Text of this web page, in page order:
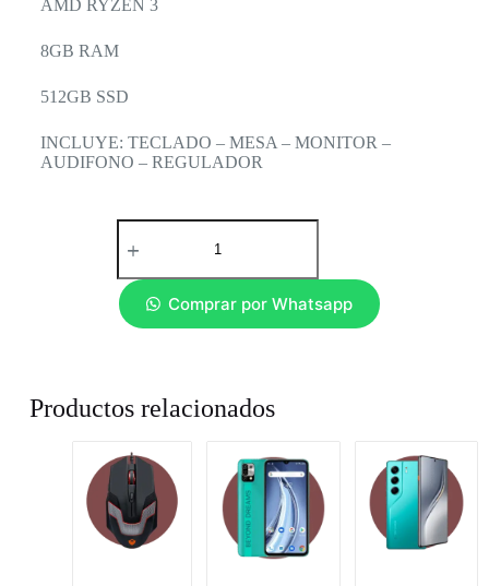
AMD RYZEN 3
8GB RAM
512GB SSD
INCLUYE: TECLADO – MESA – MONITOR –
AUDIFONO – REGULADOR
Comprar por Whatsapp
Productos relacionados